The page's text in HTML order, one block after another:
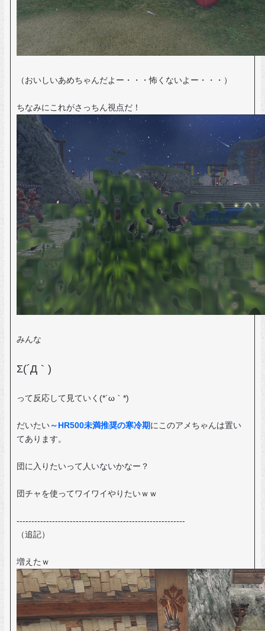
（おいしいあめちゃんだよー・・・怖くないよー・・・）
ちなみにこれがさっちん視点だ！
みんな
Σ(´Д｀)
って反応して見ていく(*´ω｀*)
だいたい ～HR500未満推奨の寒冷期 にこのアメちゃんは置い
てあります。
団に入りたいって人いないかなー？
団チャを使ってワイワイやりたいｗｗ
---------------------------------------------------------
（追記）
増えたｗ